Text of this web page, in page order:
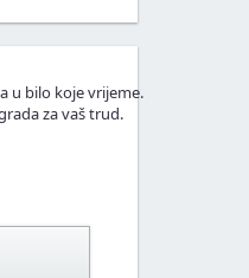
u bilo koje vrijeme.
za vaš trud.